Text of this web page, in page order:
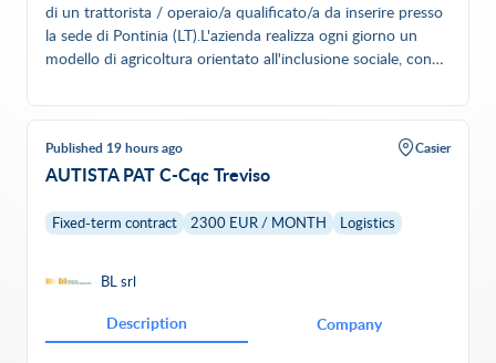
di un trattorista / operaio/a qualificato/a da inserire presso
la sede di Pontinia (LT).L'azienda realizza ogni giorno un
modello di agricoltura orientato all'inclusione sociale, con
principaliConduzione di trattori e mezzi agricoli per le
attività aziendali.Esecuzione delle principali lavorazioni
delle norme di sicurezza.Cura e manutenzione ordinaria dei
Published 19 hours ago Casier
AUTISTA PAT C-Cqc Treviso
Fixed-term contract 2300 EUR / MONTH Logistics
BL srl
Description Company